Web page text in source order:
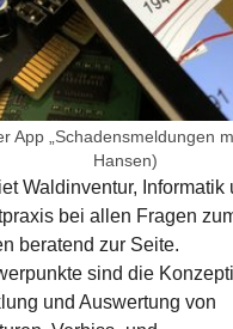
App „Schadensmeldungen
Hansen)
Waldinventur, Informatik
bei allen Fragen
beratend zur Seite.
sind die
und Auswertung von